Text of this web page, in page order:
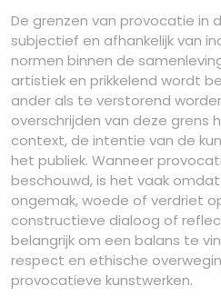
De grenzen van provocatie in
subjectief en afhankelijk van
normen binnen de
artistiek en prikkelend wordt
ander als te verstorend
overschrijden van deze grens
context, de intentie van de
het publiek. Wanneer
beschouwd, is het vaak
ongemak, woede of verdriet
constructieve dialoog of
belangrijk om een balans te
respect en ethische
provocatieve kunstwerken.